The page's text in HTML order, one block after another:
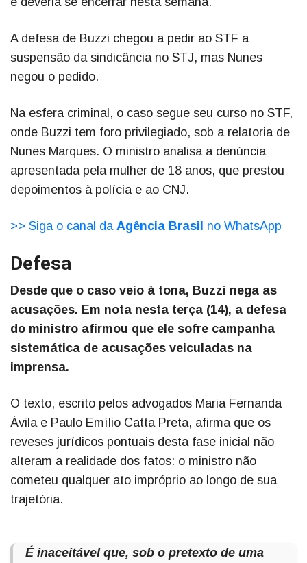
A defesa de Buzzi chegou a pedir ao STF a
suspensão da sindicância no STJ, mas Nunes
negou o pedido.
Na esfera criminal, o caso segue seu curso no STF,
onde Buzzi tem foro privilegiado, sob a relatoria de
Nunes Marques. O ministro analisa a denúncia
apresentada pela mulher de 18 anos, que prestou
depoimentos à polícia e ao CNJ.
>> Siga o canal da Agência Brasil no WhatsApp
Defesa
Desde que o caso veio à tona, Buzzi nega as
acusações. Em nota nesta terça (14), a defesa
do ministro afirmou que ele sofre campanha
sistemática de acusações veiculadas na
imprensa.
O texto, escrito pelos advogados Maria Fernanda
Ávila e Paulo Emílio Catta Preta, afirma que os
reveses jurídicos pontuais desta fase inicial não
alteram a realidade dos fatos: o ministro não
cometeu qualquer ato impróprio ao longo de sua
trajetória.
É inaceitável que, sob o pretexto de uma